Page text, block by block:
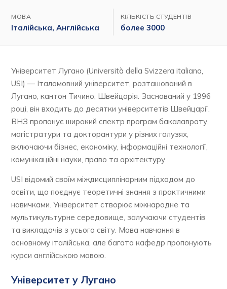
МОВА
Італійська, Англійська
КІЛЬКІСТЬ СТУДЕНТІВ
более 3000
Університет Лугано (Università della Svizzera italiana,
USI) — Італомовний університет, розташований в
Лугано, кантон Тичино, Швейцарія. Заснований у 1996
році, він входить до десятки університетів Швейцарії.
ВНЗ пропонує широкий спектр програм бакалаврату,
магістратури та докторантури у різних галузях,
включаючи бізнес, економіку, інформаційні технології,
комунікаційні науки, право та архітектуру.
USI відомий своїм міждисциплінарним підходом до
освіти, що поєднує теоретичні знання з практичними
навичками. Університет створює міжнародне та
мультикультурне середовище, залучаючи студентів
та викладачів з усього світу. Мова навчання в
основному італійська, але багато кафедр пропонують
курси англійською мовою.
Університет у Лугано